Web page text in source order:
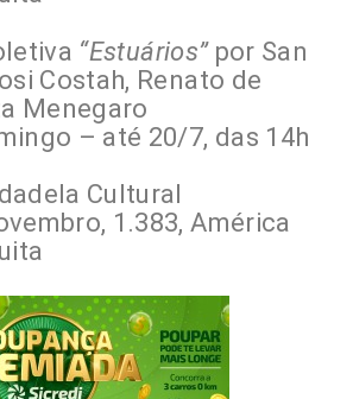
“Estuários”por San
Costah, Renato de
Menegaro
– até 20/7, das 14h
Cultural
1.383, América